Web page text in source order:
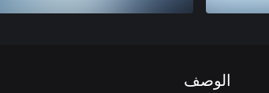
الوصف